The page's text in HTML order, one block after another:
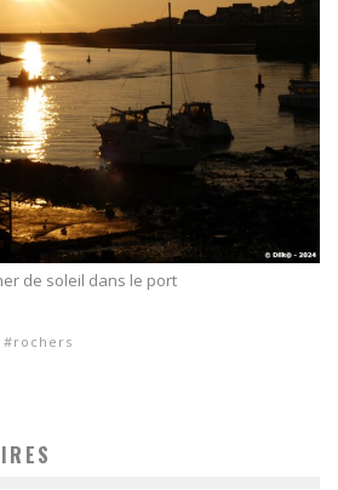
de soleil dans le port
rochers